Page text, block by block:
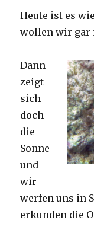
Heute ist es
wollen wir gar
Dann
zeigt
sich
doch
die
Sonne
und
wir
werfen uns in
erkunden die